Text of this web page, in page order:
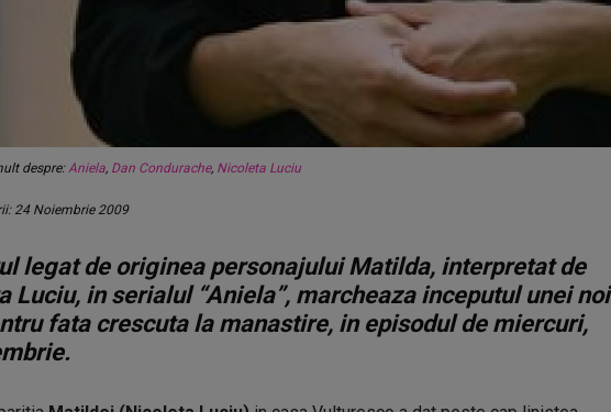
despre:Aniela, Dan Condurache, Nicoleta Luciu
24 Noiembrie 2009
legat de originea personajului Matilda, interpretat de
Luciu, in serialul “Aniela”, marcheaza inceputul unei noi
fata crescuta la manastire, in episodul de miercuri,